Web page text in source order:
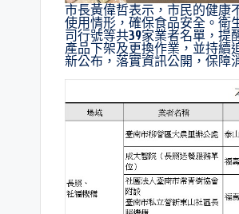
市長黃偉哲表示，市民的健康
使用情形，確保食品安全。衛
司行號等共39家業者名單，
產品下架及更換作業，並持續
新公布，落實資訊公開，保障